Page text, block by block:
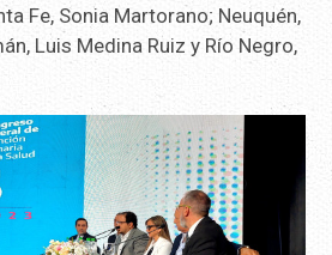
Fe, Sonia Martorano; Neuquén,
Luis Medina Ruiz y Río Negro,